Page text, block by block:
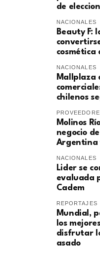
de
NACIONALES
Beauty F:
cosmética
NACIONALES
Mallplaza
chilenos
Molinos
negocio
Argentina
NACIONALES
Lider se
evaluada
Cadem
REPORTAJES
Mundial,
los
disfrutar
asado